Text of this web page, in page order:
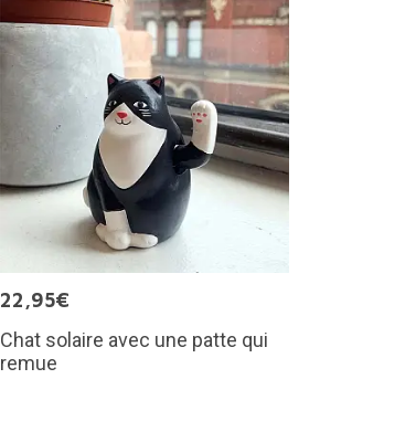
22,95€
Chat solaire avec une patte qui
remue